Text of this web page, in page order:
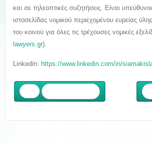
και σε τηλεοπτικές συζητήσεις. Είναι
ιστοσελίδας νομικού περιεχομένου ευρείας
του κοινού για όλες τις τρέχουσες νομικές
lawyers.gr).
Linkedin: https://www.linkedin.com/in/